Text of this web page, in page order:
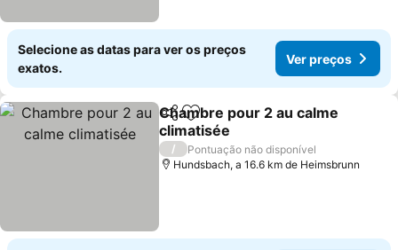
Selecione as datas para ver os preços
exatos.
Ver preços
PartilharAdicionar aos favoritos
Chambre pour 2 au calme
climatisée
/
Pontuação não disponível
Hundsbach, a 16.6 km de Heimsbrunn